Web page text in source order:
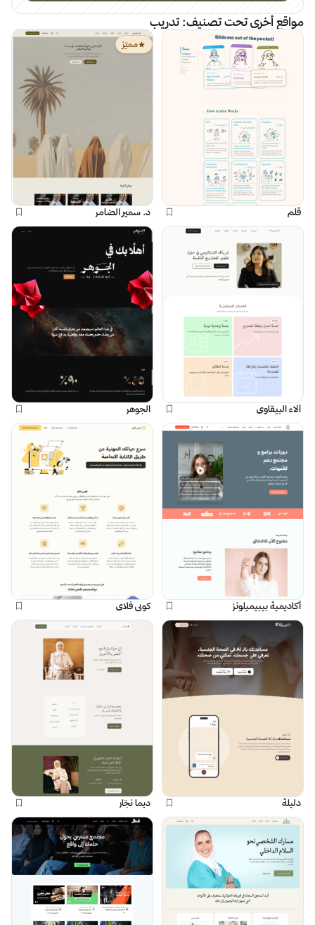
مواقع أخرى تحت تصنيف:تدريب
قلم
مميّز
د. سمير الضامر
آلاء البيقاوي الجوهر
أكاديمية بيبيميلونز كوبي فلاي
دليلة ديما نجّار